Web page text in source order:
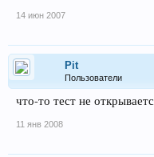
14 июн 2007
Pit
Пользователи
что-то тест не
11 янв 2008